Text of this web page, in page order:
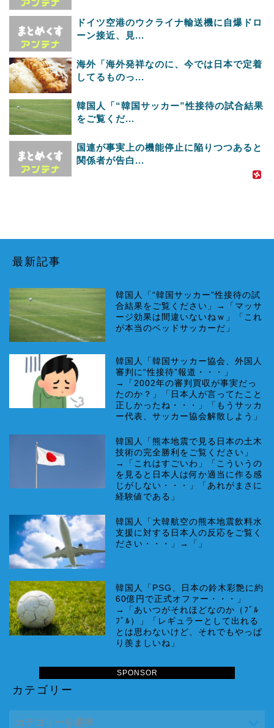
SPONSOR
ドイツ空港のウクライナ輸送機に自爆ドロ
ーン接近、見...
海外「海外発祥なのに、今では日本で定着
してるものっ...
韓国人「“韓国サッカー”性接待の試合結果
をご覧くだ...
国連が事実上の機能停止に陥りつつあると
関係者が告白...
最新記事
韓国人「“韓国サッカー”性接待の試
合結果をご覧ください」→「マッサ
ージ効果は間違いないねｗ」「これ
が本当のベッドサッカーだ」
韓国人「韓国サッカー協会、外国人
審判に“性接待”報道・・・」
→「2002年の審判買収が事実だっ
たのか？」「日本人が言ってたこと
正しかったね・・・」「もうサッカ
ー代表、サッカー協会解散しよう」
韓国人「熊本地震で見る日本の土木
技術の完全勝利をご覧ください」
→「これはすごいわ」「こういうの
を見ると日本人は何か適当に作る感
じがしない・・・」「あれがまさに
経験値である」
韓国人「大韓航空の熊本地震飲料水
支援に対する日本人の反応をご覧く
ださい・・・」→「」
韓国人「PSG、日本の鈴木彩艶に約
60億円で正式オファー・・・」
→「あいつがそれほどなのか（ﾌﾞﾙ
ﾌﾞﾙ）」「レギュラーとして出れる
とは思わないけど、それでもやっぱ
り羨ましいね」
カテゴリー